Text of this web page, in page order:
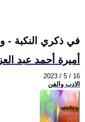
في ذكري النكبة -
أميرة أحمد عبد
2023 / 5 / 16
الادب والفن